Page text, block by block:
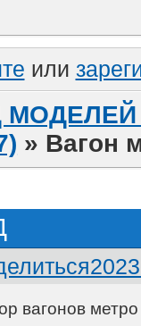
или
» Вагон
вагонов